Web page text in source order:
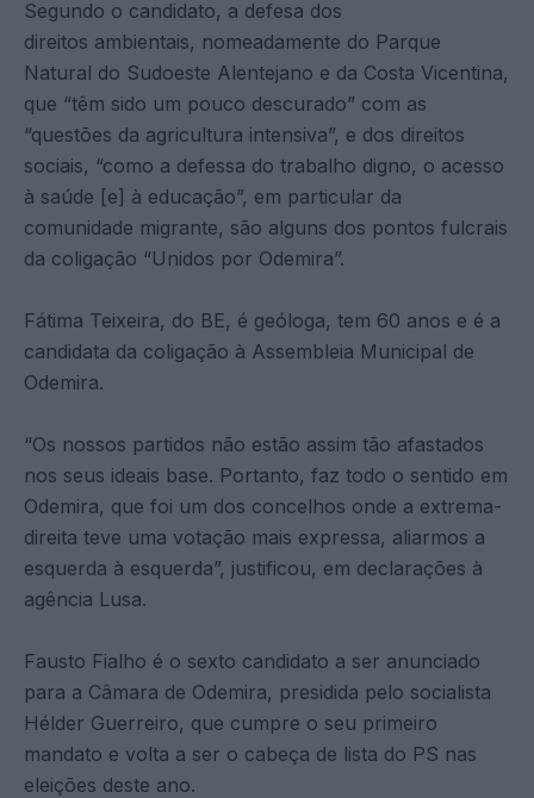
Segundo o candidato, a defesa dos
direitos ambientais, nomeadamente do Parque
Natural do Sudoeste Alentejano e da Costa Vicentina,
que “têm sido um pouco descurado” com as
“questões da agricultura intensiva”, e dos direitos
sociais, “como a defessa do trabalho digno, o acesso
à saúde [e] à educação”, em particular da
comunidade migrante, são alguns dos pontos fulcrais
da coligação “Unidos por Odemira”.
Fátima Teixeira, do BE, é geóloga, tem 60 anos e é a
candidata da coligação à Assembleia Municipal de
Odemira.
“Os nossos partidos não estão assim tão afastados
nos seus ideais base. Portanto, faz todo o sentido em
Odemira, que foi um dos concelhos onde a extrema-
direita teve uma votação mais expressa, aliarmos a
esquerda à esquerda”, justificou, em declarações à
agência Lusa.
Fausto Fialho é o sexto candidato a ser anunciado
para a Câmara de Odemira, presidida pelo socialista
Hélder Guerreiro, que cumpre o seu primeiro
mandato e volta a ser o cabeça de lista do PS nas
eleições deste ano.